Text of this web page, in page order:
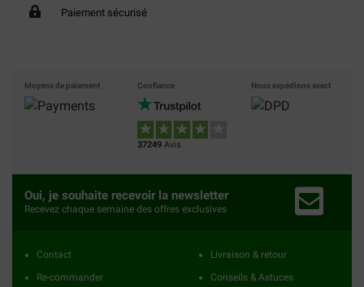
Paiement sécurisé
Moyens de paiement Confiance
37249 Avis
Nous expédions avect
Oui, je souhaite recevoir la newsletter
Recevez chaque semaine des offres exclusives
Contact
Re-commander
Livraison & retour
Conseils & Astuces